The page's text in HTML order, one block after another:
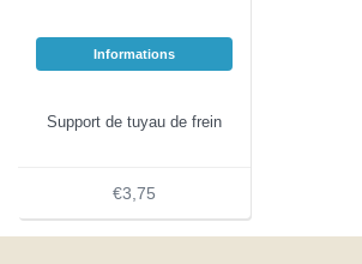
Informations
Support de tuyau de frein
€3,75